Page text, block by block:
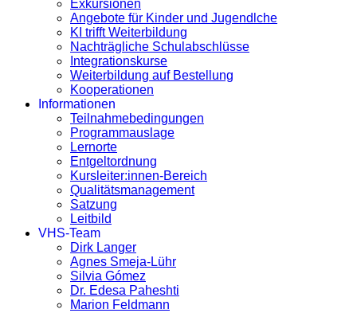
Exkursionen
Angebote für Kinder und Jugendlche
KI trifft Weiterbildung
Nachträgliche Schulabschlüsse
Integrationskurse
Weiterbildung auf Bestellung
Kooperationen
Informationen
Teilnahmebedingungen
Programmauslage
Lernorte
Entgeltordnung
Kursleiter:innen-Bereich
Qualitätsmanagement
Satzung
Leitbild
VHS-Team
Dirk Langer
Agnes Smeja-Lühr
Silvia Gómez
Dr. Edesa Paheshti
Marion Feldmann